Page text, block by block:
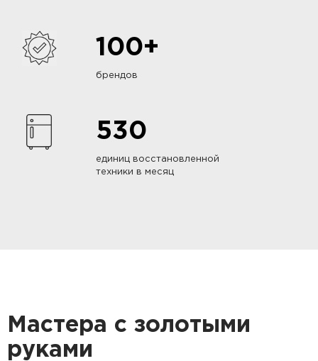
100+
брендов
530
единиц восстановленной
техники в месяц
Мастера с золотыми
руками